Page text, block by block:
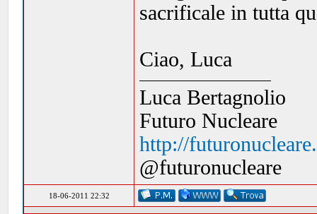
sacrificale in tutta
Ciao, Luca
Luca Bertagnolio
Futuro Nucleare
http://
@futuronucleare
18-06-2011 22:32